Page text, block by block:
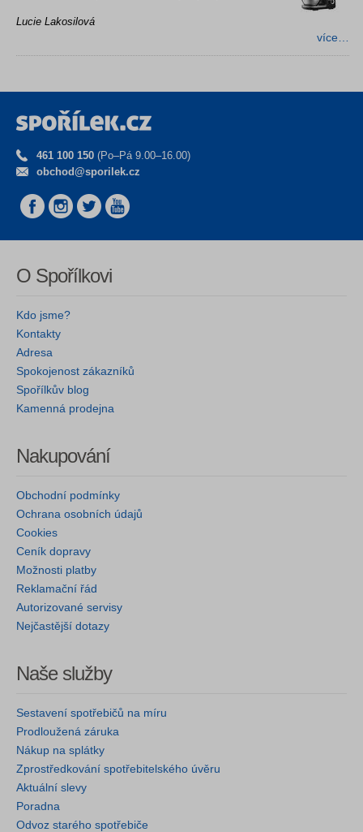
Lucie Lakosilová
více…
461 100 150 (Po–Pá 9.00–16.00)
obchod@sporilek.cz
O Spořílkovi
Kdo jsme?
Kontakty
Adresa
Spokojenost zákazníků
Spořílkův blog
Kamenná prodejna
Nakupování
Obchodní podmínky
Ochrana osobních údajů
Cookies
Ceník dopravy
Možnosti platby
Reklamační řád
Autorizované servisy
Nejčastější dotazy
Naše služby
Sestavení spotřebičů na míru
Prodloužená záruka
Nákup na splátky
Zprostředkování spotřebitelského úvěru
Aktuální slevy
Poradna
Odvoz starého spotřebiče